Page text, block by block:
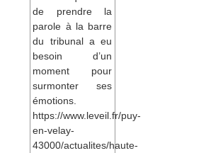
de prendre la
parole à la barre
du tribunal a eu
besoin d’un
moment pour
surmonter ses
émotions.
https://www.leveil.fr/puy-
en-velay-
43000/actualites/haute-